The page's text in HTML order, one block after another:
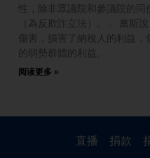
性，除非眾議院和參議院的同
（為反欺詐立法）。」 萬斯
傷害，損害了納稅人的利益，
的弱勢群體的利益。
阅读更多 »
直播 捐款